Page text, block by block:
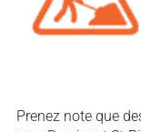
Prenez note que